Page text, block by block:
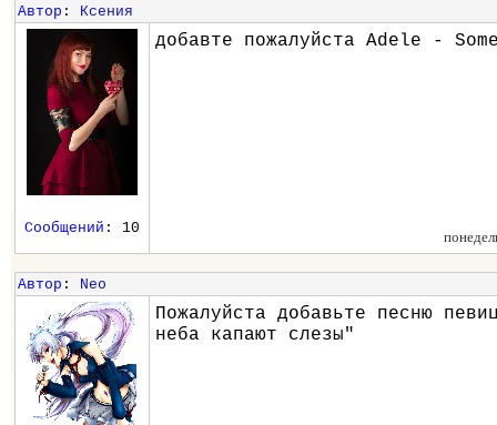
Автор : Ксения
добавте пожалуйста Adele -
Сообщений : 10
Автор : Neo
Пожалуйста добавьте песню
неба капают слезы"